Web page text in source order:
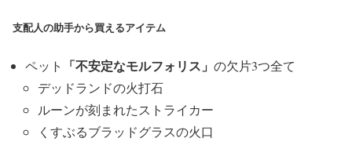
支配人の助手から買えるアイテム
ペット 「不安定なモルフォリス」 の欠片3つ全て
デッドランドの火打石
ルーンが刻まれたストライカー
くすぶるブラッドグラスの火口